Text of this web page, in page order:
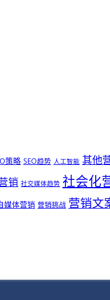
策略 SEO趋势 人工智能 其他
销 社交媒体趋势 社会化
媒体营销 营销挑战 营销文